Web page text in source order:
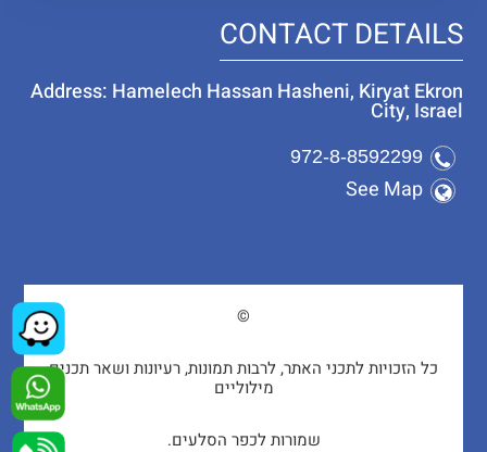
CONTACT DETAILS
Address: Hamelech Hassan Hasheni, Kiryat Ekron
City, Israel
972-8-8592299
See Map
©
כל הזכויות לתכני האתר, לרבות תמונות, רעיונות ושאר תכנים
מילוליים
שמורות לכפר הסלעים.